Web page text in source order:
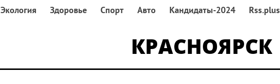
Экология Здоровье Спорт Авто Кандидаты-2024 Rss.plus
КРАСНОЯРСК